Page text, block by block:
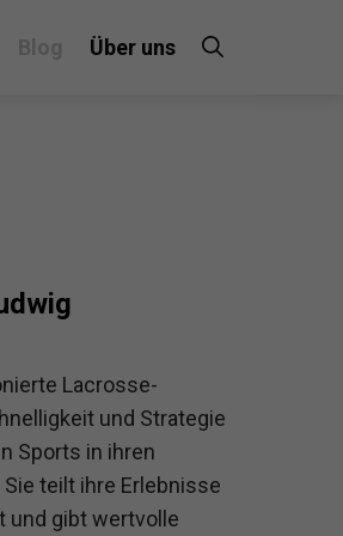
Über uns
Lacrosse-
und Strategie
Sports in ihren
teilt ihre Erlebnisse
und gibt wertvolle